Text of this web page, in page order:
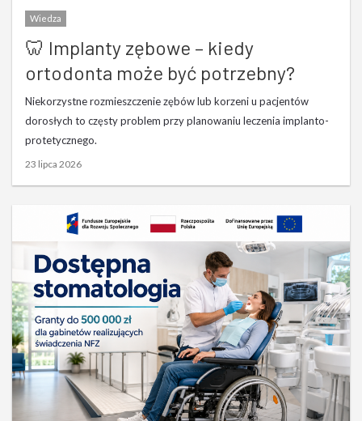
Wiedza
🦷 Implanty zębowe – kiedy
ortodonta może być potrzebny?
Niekorzystne rozmieszczenie zębów lub korzeni u pacjentów
dorosłych to częsty problem przy planowaniu leczenia implanto-
protetycznego.
23 lipca 2026